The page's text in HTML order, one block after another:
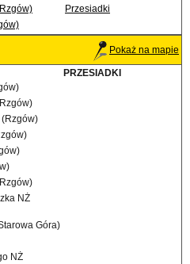
Przesiadki
Pokaż na mapie
PRZESIADKI
NŻ
Góra)
NŻ